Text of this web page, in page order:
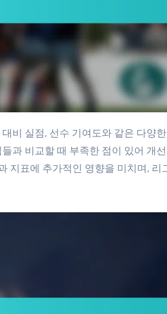
과 비교할 때 부족한 점이 있어 개
지표에 추가적인 영향을 미치며, 리